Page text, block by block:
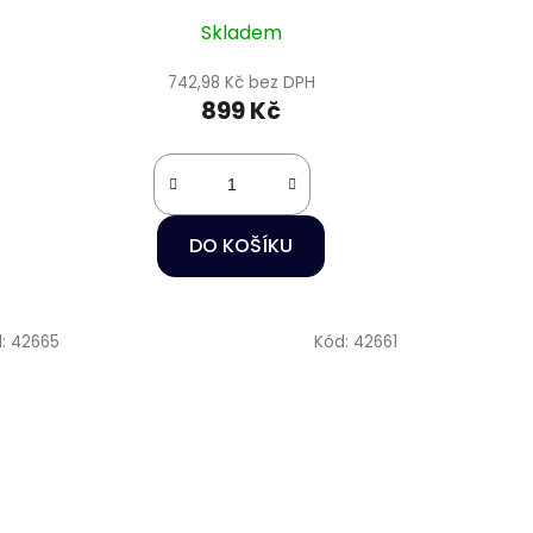
Skladem
742,98 Kč bez DPH
899 Kč
DO KOŠÍKU
42665 Kód: 42661